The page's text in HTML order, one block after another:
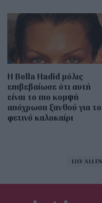
Η Bella Hadid μόλις
επιβεβαίωσε ότι αυτή
είναι το πιο κομψή
απόχρωση ξανθού για το
φετινό καλοκαίρι
LILY ALLEN